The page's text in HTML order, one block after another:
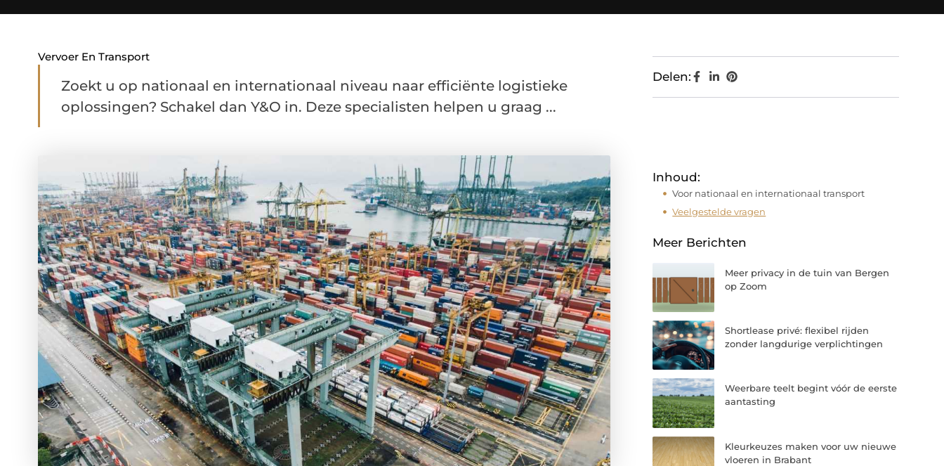
Vervoer En Transport
Zoekt u op nationaal en internationaal niveau naar efficiënte logistieke
oplossingen? Schakel dan Y&O in. Deze specialisten helpen u graag ...
Delen:
Inhoud:
Voor nationaal en internationaal transport
Veelgestelde vragen
Meer Berichten
Meer privacy in de tuin van Bergen
op Zoom
Shortlease privé: flexibel rijden
zonder langdurige verplichtingen
Weerbare teelt begint vóór de eerste
aantasting
Kleurkeuzes maken voor uw nieuwe
vloeren in Brabant